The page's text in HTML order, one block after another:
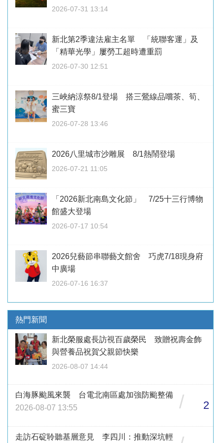
2026-07-31 13:14
新北第2季違法雇主名單 「統聯客運」及
「精華光學」屢勞工超時遭重罰
2026-07-30 12:51
三峽納涼祭8/1登場 搭三鶯線品嚐茶、筍、
蜜三寶
2026-07-28 13:46
2026八里城市沙雕展 8/1熱鬧登場
2026-07-21 11:05
「2026新北南島文化節」 7/25十三行博物
館盛大登場
2026-07-17 10:54
2026兒藝節串聯藝文館舍 巧虎7/18現身府
中廣場
2026-07-16 16:37
熱門新聞
新北榮服處長訪視百歲榮民 致贈祝壽金飾
與營養品祝賀父親節快樂
2026-08-07 14:44
白海豚颱風來襲 台電北南區處加強防颱整備
2026-08-07 13:55
/ 2
走訪石碇聆聽基層意見 李四川：推動深坑輕